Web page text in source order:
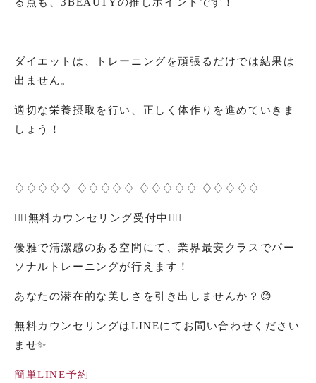
ダイエットは、トレーニングを頑張るだけでは結果は
出ません。
適切な栄養摂取を行い、正しく体作りを進めていきま
しょう！
♢♢♢♢♢ ♢♢♢♢♢ ♢♢♢♢♢ ♢♢♢♢♢
🏋️‍♀️ 無料カウンセリング受付中 🏋️‍♂️
優雅で清潔感のある空間にて、業界最安クラスでパー
ソナルトレーニングが行えます！
あなたの潜在的な美しさを引き出しませんか？😊
無料カウンセリングはLINEにてお問い合わせください
ませ✨
簡単LINE予約